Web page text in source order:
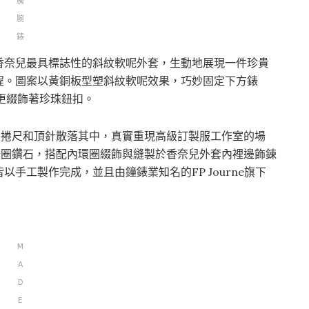
腕
錶
兒最具標誌性的斜紋軟呢外套，生動地展現一件珍貴
圖案以黃銅板型塑斜紋軟呢效果，巧妙固定下方錶
飾著珍珠鈕扣。
尺和頂針散落其中，真實重現高級訂製服工作室的場
鑽石，搭配內環圈綴飾與縫製於香奈兒外套內裡邊飾鍊
手工製作完成，並且由鐘錶業知名的FP Journe旗下
M
A
D
E